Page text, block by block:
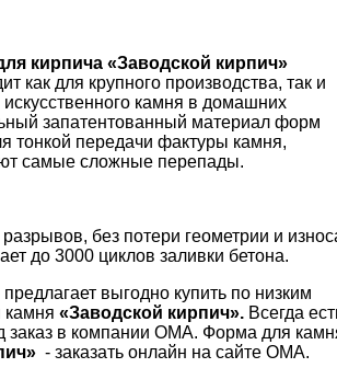
кирпича «Заводской кирпич»
как для крупного производства, так и
искусственного камня в домашних
запатентованный материал форм
тонкой передачи фактуры камня,
самые сложные перепады.
без потери геометрии и
до 3000 циклов заливки бетона.
выгодно купить по низким
«Заводской кирпич». Всегда
заказ в компании ОМА. Форма для
» - заказать онлайн на сайте ОМА.